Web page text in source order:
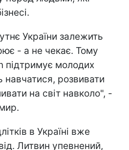
України залежить
- а не чекає. Тому
підтримує молодих
навчатися, розвивати
на світ навколо", -
в Україні вже
Литвин упевнений,